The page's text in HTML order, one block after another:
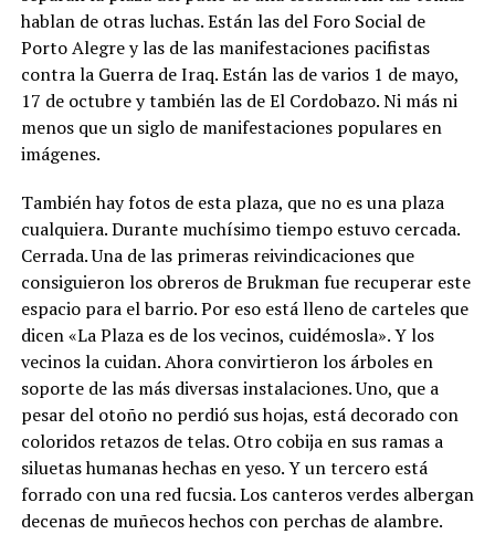
hablan de otras luchas. Están las del Foro Social de
Porto Alegre y las de las manifestaciones pacifistas
contra la Guerra de Iraq. Están las de varios 1 de mayo,
17 de octubre y también las de El Cordobazo. Ni más ni
menos que un siglo de manifestaciones populares en
imágenes.
También hay fotos de esta plaza, que no es una plaza
cualquiera. Durante muchísimo tiempo estuvo cercada.
Cerrada. Una de las primeras reivindicaciones que
consiguieron los obreros de Brukman fue recuperar este
espacio para el barrio. Por eso está lleno de carteles que
dicen «La Plaza es de los vecinos, cuidémosla». Y los
vecinos la cuidan. Ahora convirtieron los árboles en
soporte de las más diversas instalaciones. Uno, que a
pesar del otoño no perdió sus hojas, está decorado con
coloridos retazos de telas. Otro cobija en sus ramas a
siluetas humanas hechas en yeso. Y un tercero está
forrado con una red fucsia. Los canteros verdes albergan
decenas de muñecos hechos con perchas de alambre.